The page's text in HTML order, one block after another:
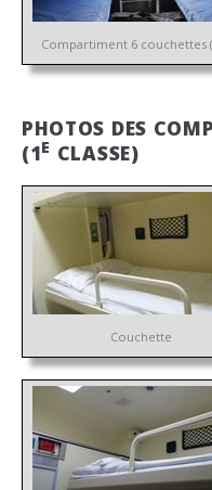
Compartiment 6 couchettes
PHOTOS DES
(1E CLASSE)
Couchette